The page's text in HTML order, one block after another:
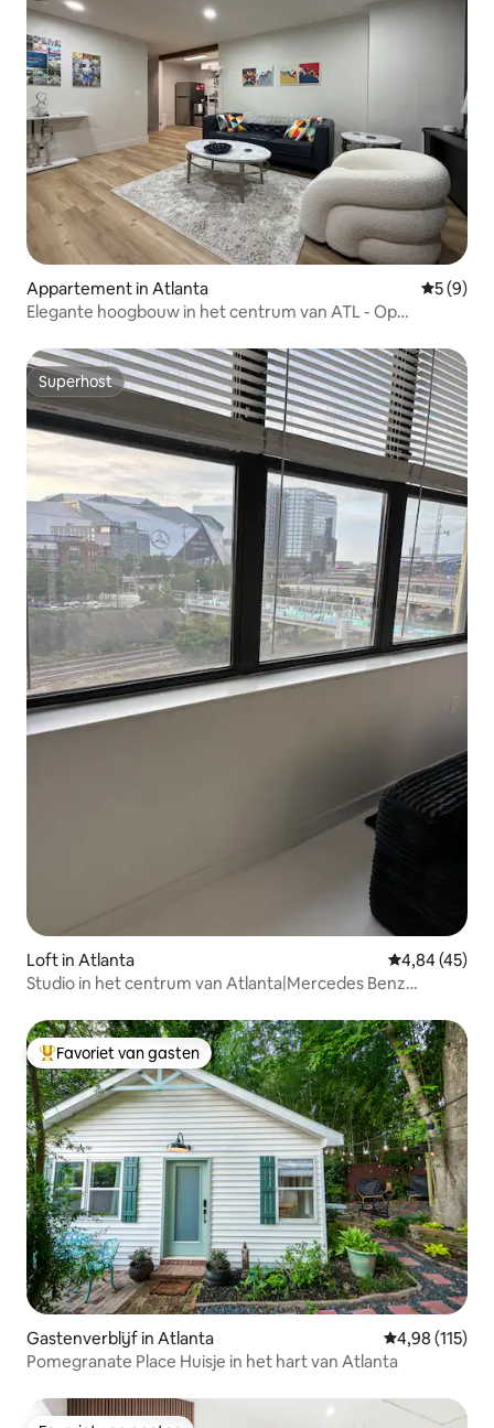
Appartement in Atlanta
5 (9)
Elegante hoogbouw in het centrum van ATL - Op
Superhost
Superhost
Loft in Atlanta Gemiddelde
4,84 (45)
Studio in het centrum van Atlanta|Mercedes Benz
Topfavoriet van gasten
Favoriet van gasten
Gastenverblijf in Atlanta Gemiddelde
4,98 (115)
Pomegranate Place Huisje in het hart van Atlanta